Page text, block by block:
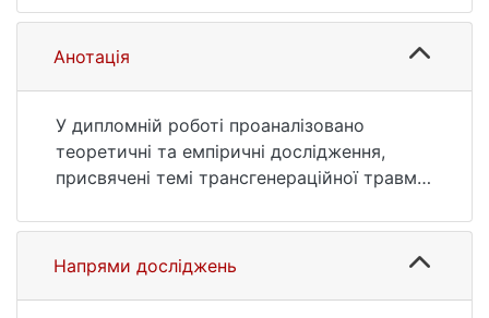
науки. Київ, 2021. 96 с. URL:
https://ir.library.knu.ua/handle/123456789/22
76 (дата звернення: 25.07.2026).
Анотація
У дипломній роботі проаналізовано
теоретичні та емпіричні дослідження,
присвячені темі трансгенераційної травми
травмуючих подій на прикладі репресій XX
ст. Серед кримських татар не
простежується чіткої тенденції до
Напрями досліджень